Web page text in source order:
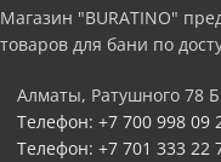
Магазин "BURATINO"
товаров для бани по
Алматы, Ратушного 78 Б
Телефон: +7 700 998 09
Телефон: +7 701 333 22